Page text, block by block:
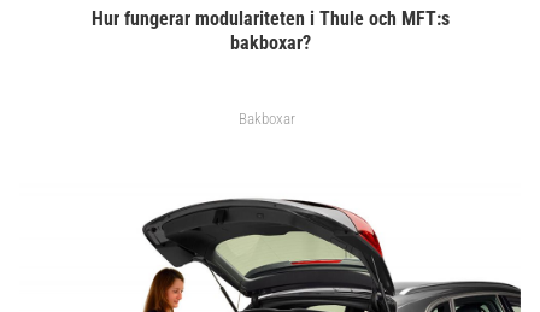
Hur fungerar modulariteten i Thule och MFT:s
bakboxar?
Bakboxar